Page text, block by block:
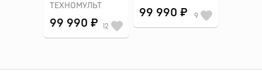
ТЕХНОМУЛЬТ
99 990 ₽ 12
99 990 ₽ 9